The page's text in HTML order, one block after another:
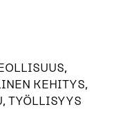
KEHITYS,
TYÖLLISYYS